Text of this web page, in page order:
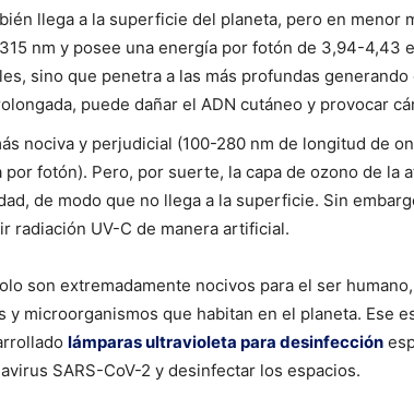
llega a la superficie del planeta, pero en menor
nm y posee una energía por fotón de 3,94-4,43
sino que penetra a las más profundas generando
puede dañar el ADN cutáneo y provocar
nociva y perjudicial (100-280 nm de longitud de
fotón). Pero, por suerte, la capa de ozono de la
de modo que no llega a la superficie. Sin
radiación UV-C de manera artificial.
son extremadamente nocivos para el ser
y microorganismos que habitan en el planeta. Ese
lámparas ultravioleta para desinfección
SARS-CoV-2 y desinfectar los espacios.